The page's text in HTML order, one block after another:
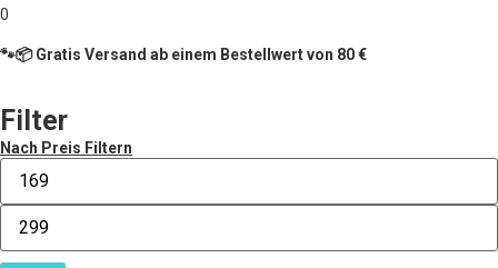
0
🐾📦 Gratis Versand ab einem Bestellwert von 80 €
Filter
Nach Preis Filtern